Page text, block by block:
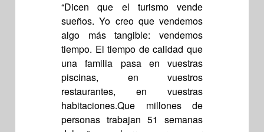
“Dicen que el turismo vende
sueños. Yo creo que vendemos
algo más tangible: vendemos
tiempo. El tiempo de calidad que
una familia pasa en vuestras
piscinas, en vuestros
restaurantes, en vuestras
habitaciones.Que millones de
personas trabajan 51 semanas